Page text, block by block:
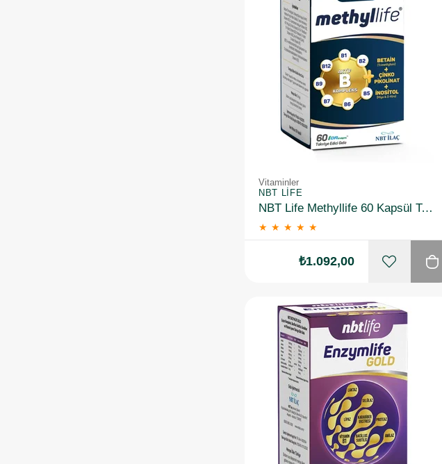
Vitaminler
NBT LIFE
NBT Life Methyllife 60 Kapsül Takviye Edici Gıda
★ ★ ★ ★ ★
₺1.092,00